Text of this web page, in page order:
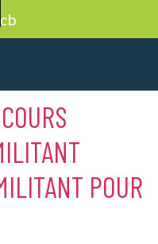
POUR